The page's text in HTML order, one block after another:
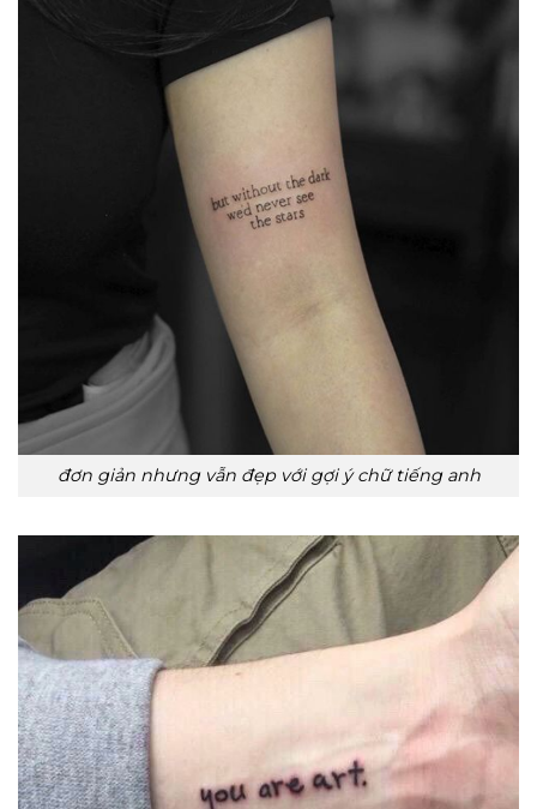
đơn giản nhưng vẫn đẹp với gợi ý chữ tiếng anh